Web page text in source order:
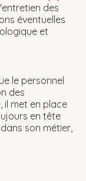
des
éventuelles
et
le personnel
des
il met en place
en tête
son métier,